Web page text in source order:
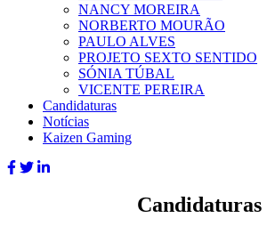
NANCY MOREIRA
NORBERTO MOURÃO
PAULO ALVES
PROJETO SEXTO SENTIDO
SÓNIA TÚBAL
VICENTE PEREIRA
Candidaturas
Notícias
Kaizen Gaming
Candidaturas